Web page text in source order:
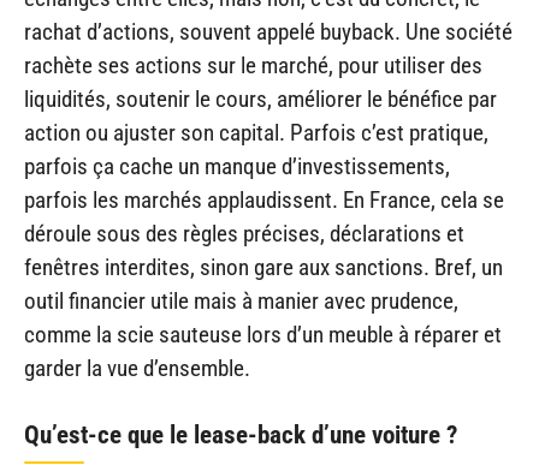
rachat d’actions, souvent appelé buyback. Une société
rachète ses actions sur le marché, pour utiliser des
liquidités, soutenir le cours, améliorer le bénéfice par
action ou ajuster son capital. Parfois c’est pratique,
parfois ça cache un manque d’investissements,
parfois les marchés applaudissent. En France, cela se
déroule sous des règles précises, déclarations et
fenêtres interdites, sinon gare aux sanctions. Bref, un
outil financier utile mais à manier avec prudence,
comme la scie sauteuse lors d’un meuble à réparer et
garder la vue d’ensemble.
Qu’est-ce que le lease-back d’une voiture ?